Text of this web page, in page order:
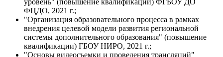
ФЦДО, 2021 г.;
"Организация образовательного процесса в рамках
внедрения целевой модели развития региональной
системы дополнительного образования" (повышение
квалификации) ГБОУ НИРО, 2021 г.;
"Основы видеосъемки и проведения трансляций"